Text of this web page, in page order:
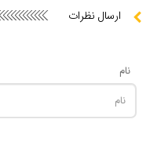
ارسال نظرات
نام